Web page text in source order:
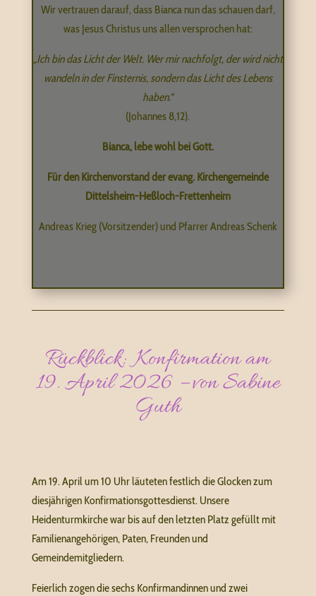
Wir vertrauen darauf, dass Bianca nun das schauen darf,
was Jesus Christus uns allen versprochen hat:
„Ich bin das Licht der Welt. Wer mir nachfolgt, der wird nicht
wandeln in der Finsternis, sondern das Licht des Lebens
haben.“
(Johannes 8,12).
Bianca, lebe wohl bei Gott.
Für den Kirchenvorstand der evang. Kirchengemeinde
Dittelsheim-Heßloch-Frettenheim
Andreas Krieg (Vorsitzender) und Pfarrer Andreas Schenk
Rückblick: Konfirmation am
19. April 2026 – von Sabine
Guth
Am 19. April um 10 Uhr läuteten festlich die Glocken zum
diesjährigen Konfirmationsgottesdienst. Unsere
Heidenturmkirche war bis auf den letzten Platz gefüllt mit
Familienangehörigen, Paten, Freunden und
Gemeindemitgliedern.
Feierlich zogen die sechs Konfirmandinnen und zwei